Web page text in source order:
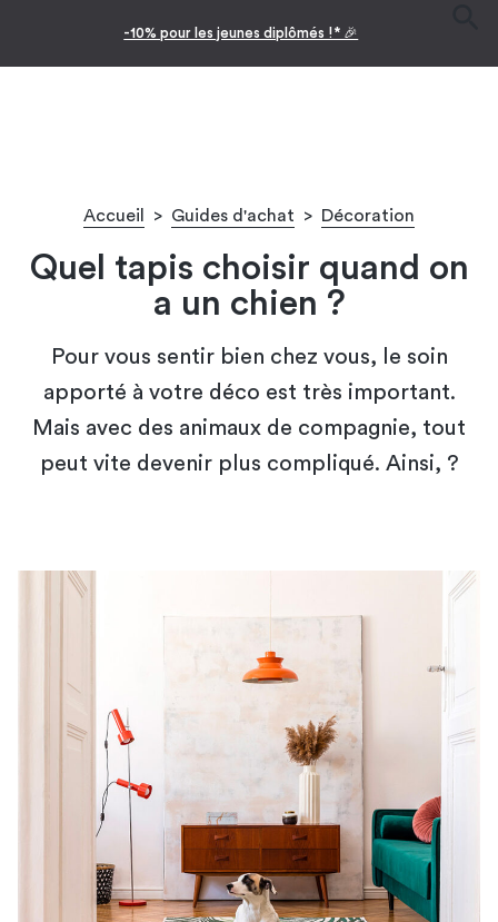
Facilitez vos achats avec le paiement en 10x
Accueil > Guides d'achat > Décoration
Quel tapis choisir quand on
a un chien ?
Pour vous sentir bien chez vous, le soin
apporté à votre déco est très important.
Mais avec des animaux de compagnie, tout
peut vite devenir plus compliqué. Ainsi, ?